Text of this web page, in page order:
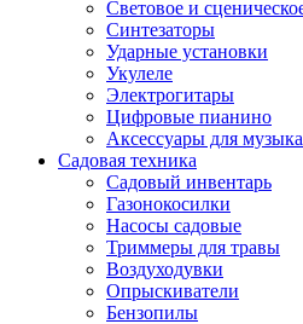
Световое и
Синтезаторы
Ударные установки
Укулеле
Электрогитары
Цифровые пианино
Аксессуары для
Садовая техника
Садовый инвентарь
Газонокосилки
Насосы садовые
Триммеры для травы
Воздуходувки
Опрыскиватели
Бензопилы